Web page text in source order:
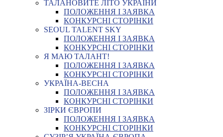
ТАЛАНОВИТЕ ЛІТО УКРАЇНИ
ПОЛОЖЕННЯ І ЗАЯВКА
КОНКУРСНІ СТОРІНКИ
SEOUL TALENT SKY
ПОЛОЖЕННЯ І ЗАЯВКА
КОНКУРСНІ СТОРІНКИ
Я МАЮ ТАЛАНТ!
ПОЛОЖЕННЯ І ЗАЯВКА
КОНКУРСНІ СТОРІНКИ
УКРАЇНА-ВЕСНА
ПОЛОЖЕННЯ І ЗАЯВКА
КОНКУРСНІ СТОРІНКИ
ЗІРКИ ЄВРОПИ
ПОЛОЖЕННЯ І ЗАЯВКА
КОНКУРСНІ СТОРІНКИ